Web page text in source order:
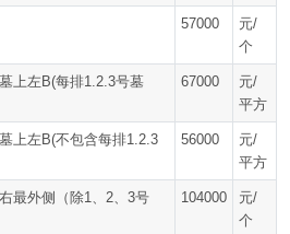
57000
元/
个
上左B(每排1.2.3号墓
67000
元/
平方
上左B(不包含每排1.2.3
56000
元/
平方
最外侧（除1、2、3号
104000
元/
个